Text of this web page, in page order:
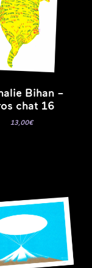
Bihan –
chat 16
13,00€